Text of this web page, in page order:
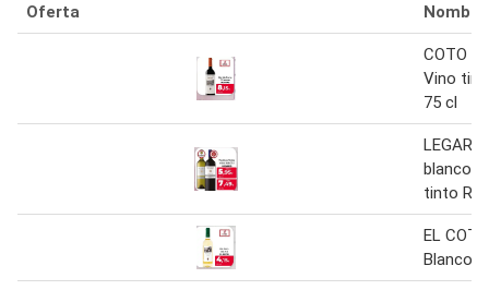
Oferta Nombre
COTO
Vino
75 cl
blanco
tinto
EL
Blanco